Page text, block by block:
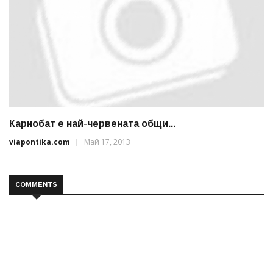
Карнобат е най-червената общи...
viapontika.com
Май 17, 2013
COMMENTS